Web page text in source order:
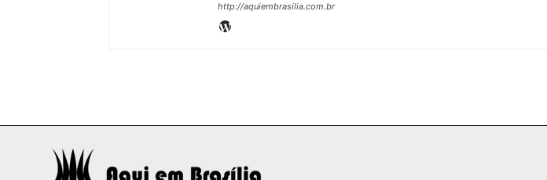
http://aquiembrasilia.com.br